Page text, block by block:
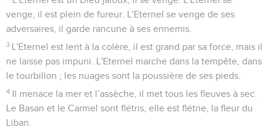
venge, il est plein de fureur. L'Eternel se venge de ses
adversaires, il garde rancune à ses ennemis.
3 L'Eternel est lent à la colère, il est grand par sa force, mais il
ne laisse pas impuni. L'Eternel marche dans la tempête, dans
le tourbillon ; les nuages sont la poussière de ses pieds.
4 Il menace la mer et l’assèche, il met tous les fleuves à sec.
Le Basan et le Carmel sont flétris, elle est flétrie, la fleur du
Liban.